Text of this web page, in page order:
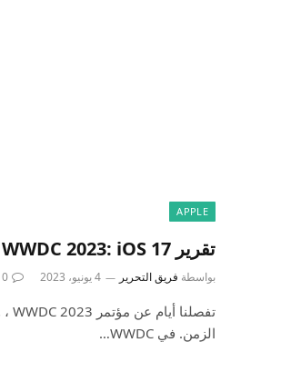
APPLE
تقرير WWDC 2023: iOS 17 ، سماعة Reality Pro ، المزيد
بواسطة فريق التحرير 4 يونيو، 2023 0
الزمن. في WWDC…